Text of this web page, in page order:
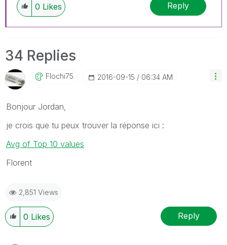
0 Likes Reply
34 Replies
Flochi75 ‎2016-09-15 06:34 AM
Bonjour Jordan,
je crois que tu peux trouver la réponse ici :
Avg of Top 10 values
Florent
2,851 Views
0 Likes Reply